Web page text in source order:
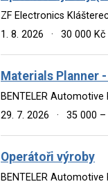
ZF Electronics
1. 8. 2026
· 30 000 Kč
Materials Planner
BENTELER Automotive
29. 7. 2026
· 35 000 –
Operátoři výroby
BENTELER Automotive